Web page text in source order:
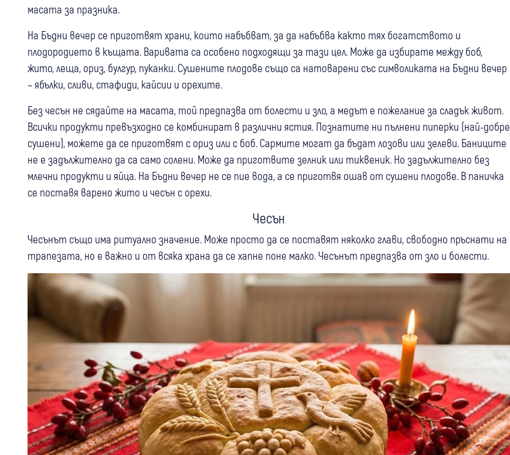
масата за празника.
На Бъдни вечер се приготвят храни, които набъбват, за да набъбва както тях богатството и
плодородието в къщата. Варивата са особено подходящи за тази цел. Може да избирате между боб,
жито, леща, ориз, булгур, пуканки. Сушените плодове също са натоварени със символиката на Бъдни вечер
– ябълки, сливи, стафиди, кайсии и орехите.
Без чесън не сядайте на масата, той предпазва от болести и зло, а медът е пожелание за сладък живот.
Всички продукти превъзходно се комбинират в различни ястия. Познатите ни пълнени пиперки (най-добре
сушени), можете да се приготвят с ориз или с боб. Сармите могат да бъдат лозови или зелеви. Баниците
не е задължително да са само солени. Може да приготвите зелник или тиквеник. Но задължително без
млечни продукти и яйца. На Бъдни вечер не се пие вода, а се приготвя ошав от сушени плодове. В паничка
се поставя варено жито и чесън с орехи.
Чесън
Чесънът също има ритуално значение. Може просто да се поставят няколко глави, свободно пръснати на
трапезата, но е важно и от всяка храна да се хапне поне малко. Чесънът предпазва от зло и болести.